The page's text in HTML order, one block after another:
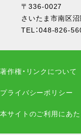
〒336-0027
さいたま市南区
TEL：048-826-
著作権・リンクについて
プライバシーポリシー
本サイトのご利用にあ